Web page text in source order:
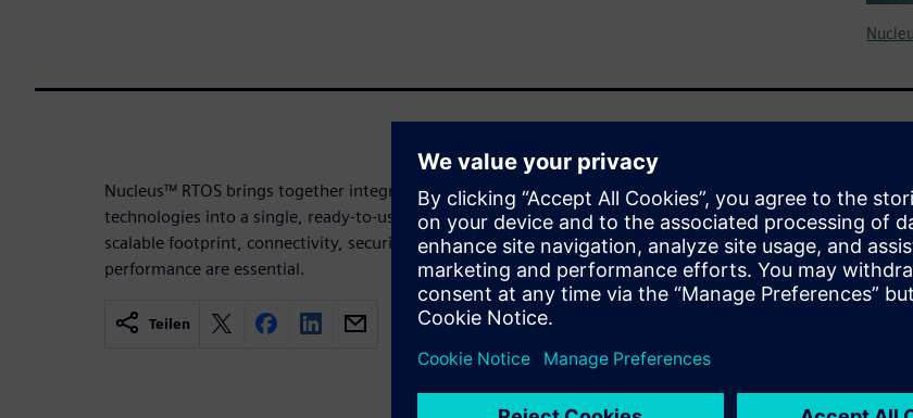
Nucleus™ RTOS brings together integrated software IP, tools, and partner
technologies into a single, ready-to-use solution – ideal for applications where a
scalable footprint, connectivity, security, power management, and deterministic
performance are essential.
Teilen